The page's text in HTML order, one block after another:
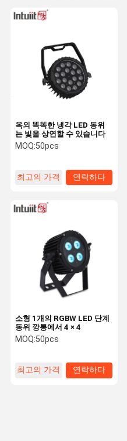
VR
LED 단계 빛
단계 LED 효력 빛
LED 동위는 빛을 상연할 수
야외 고보 프로젝터
외부 벽 세탁기 빛
LED 무대 조명 바
LED 건축 점화
LED 단계 홍수 빛
LED 광속 이동하는 맨 위 빛
배터리 전원을 사용하는
옥외 똑똑한 냉각 LED 동위
는 빛을 상연할 수 있습니다
MOQ:50pcs
최고의 가격 연락하다
소형 1개의 RGBW LED 단계
동위 깡통에서 4 × 4
MOQ:50pcs
최고의 가격 연락하다